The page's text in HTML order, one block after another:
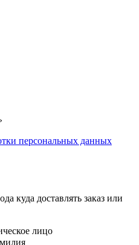
персональных данных
куда доставлять заказ или
лицо